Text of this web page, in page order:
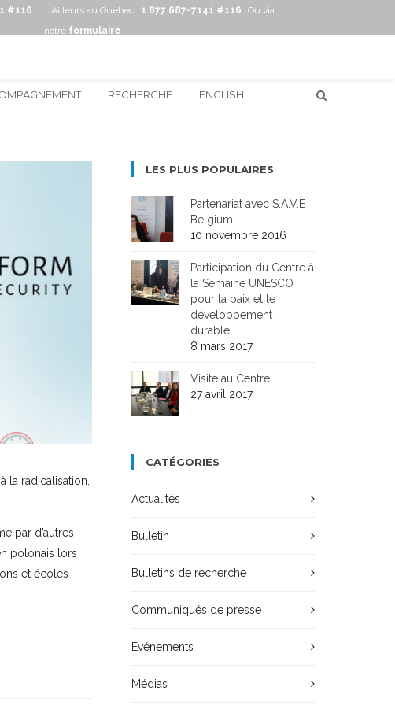
#116 Ailleurs au Québec : 1 877 687-7141 #116
Ou via
notre formulaire
RECHERCHE ENGLISH
la radicalisation,
par d’autres
polonais lors
et écoles
LES PLUS POPULAIRES
Partenariat avec S.A.V.E
Belgium
10 novembre 2016
Participation du Centre à
la Semaine UNESCO
pour la paix et le
développement
durable
8 mars 2017
Visite au Centre
27 avril 2017
CATÉGORIES
Actualités
Bulletin
Bulletins de recherche
Communiqués de presse
Événements
Médias